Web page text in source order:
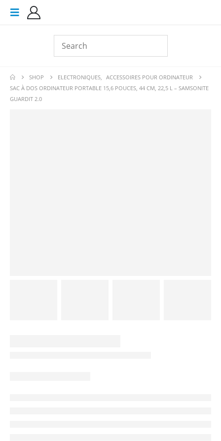
SHOP ELECTRONIQUES,
ACCESSOIRES POUR ORDINATEUR
SAC À DOS ORDINATEUR PORTABLE 15,6 POUCES, 44 CM, 22,5 L – SAMSONITE
GUARDIT 2.0